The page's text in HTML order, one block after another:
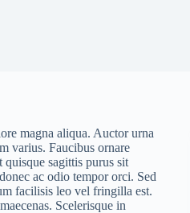
magna aliqua. Auctor urna
varius. Faucibus ornare
quisque sagittis purus sit
ac odio tempor orci. Sed
facilisis leo vel fringilla est.
Scelerisque in